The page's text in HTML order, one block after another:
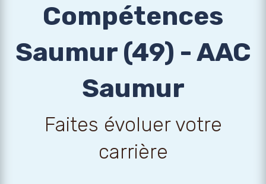
Compétences
Saumur (49) - AAC
Saumur
Faites évoluer votre
carrière